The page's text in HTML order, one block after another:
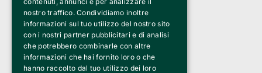
a Socio Unico
Via Fosse Ardeatine, 4 -20092 Cinisello Balsamo (MI)
PI 05589050961
Iscr. C.C.I.A.A. Milano R.E.A. 1833471
© 2010-2025 Bemils Srl - Tutti i diritti riservati
Credits:
nostro traffico. Condividiamo inoltre
informazioni sul tuo utilizzo del nostro sito
con i nostri partner pubblicitari e di analisi
che potrebbero combinarle con altre
informazioni che hai fornito loro o che
hanno raccolto dal tuo utilizzo dei loro